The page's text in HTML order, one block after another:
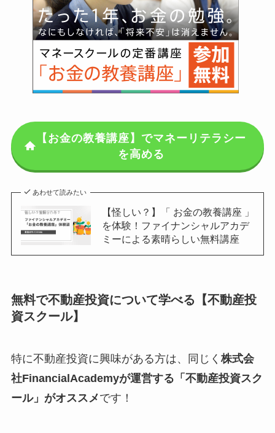
【お金の教養講座】でマネーリテラシー
を高める
あわせて読みたい
【怪しい？】「 お金の教養講座 」
を体験！ファイナンシャルアカデ
ミーによる素晴らしい無料講座
無料で不動産投資について学べる【不動産投
資スクール】
特に不動産投資に興味がある方は、同じく 株式会
社FinancialAcademyが運営する「不動産投資スク
ール」がオススメです！